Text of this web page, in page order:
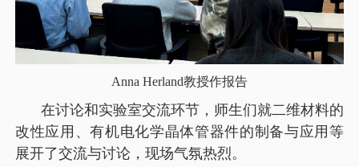
Anna Herland教授作报告
在讨论和实验室交流环节，师生们就二维材料的
改性应用、有机电化学晶体管器件的制备与应用等
展开了交流与讨论，现场气氛热烈。